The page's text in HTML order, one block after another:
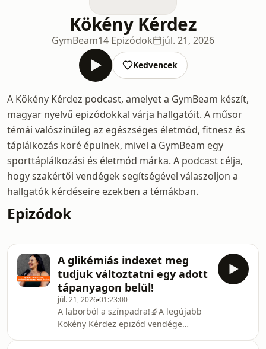
Kökény Kérdez
GymBeam14 Epizódok júl. 21, 2026
Kedvencek
A Kökény Kérdez podcast, amelyet a GymBeam készít,
magyar nyelvű epizódokkal várja hallgatóit. A műsor
témái valószínűleg az egészséges életmód, fitnesz és
táplálkozás köré épülnek, mivel a GymBeam egy
sporttáplálkozási és életmód márka. A podcast célja,
hogy szakértői vendégek segítségével válaszoljon a
hallgatók kérdéseire ezekben a témákban.
Epizódok
A glikémiás indexet meg
tudjuk változtatni egy adott
tápanyagon belül!
júl. 21, 202601:23:00
A laborból a színpadra!🔬A legújabb
Kökény Kérdez epizód vendége